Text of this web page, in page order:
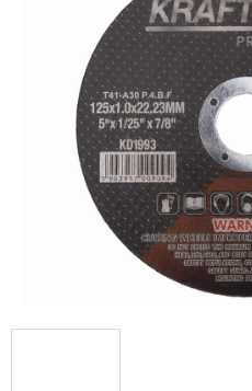
hviezdičiek.